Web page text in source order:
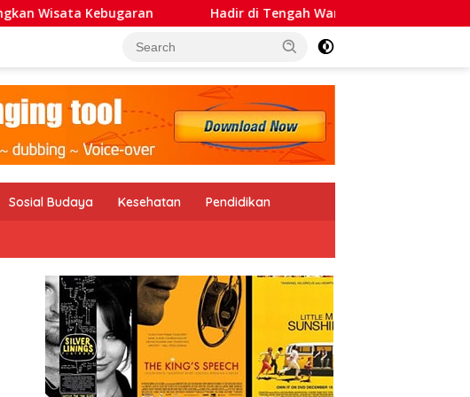
Hadir di Tengah Warga, Anton Suratto Bawa Kemudahan Lewat
Sosial Budaya Kesehatan Pendidikan